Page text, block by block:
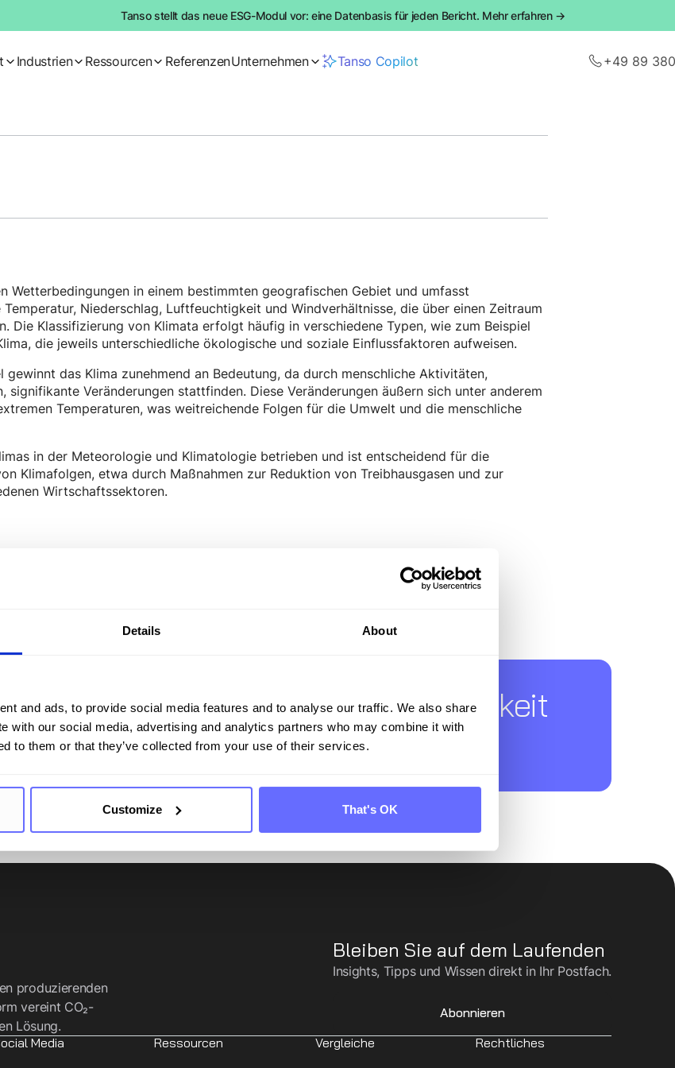
Details About
and ads, to provide social media features and to analyse our traffic. We also share
with our social media, advertising and analytics partners who may combine it with
to them or that they’ve collected from your use of their services.
Customize That's OK
in einem bestimmten geografischen Gebiet und umfasst
Niederschlag, Luftfeuchtigkeit und Windverhältnisse, die über einen Zeitraum
Die Klassifizierung von Klimata erfolgt häufig in verschiedene Typen, wie zum Beispiel
die jeweils unterschiedliche ökologische und soziale Einflussfaktoren aufweisen.
gewinnt das Klima zunehmend an Bedeutung, da durch menschliche Aktivitäten,
signifikante Veränderungen stattfinden. Diese Veränderungen äußern sich unter anderem
Temperaturen, was weitreichende Folgen für die Umwelt und die menschliche
in der Meteorologie und Klimatologie betrieben und ist entscheidend für die
Klimafolgen, etwa durch Maßnahmen zur Reduktion von Treibhausgasen und zur
Wirtschaftssektoren.
Tanso stellt das neue ESG-Modul vor: eine Datenbasis für jeden Bericht. Mehr erfahren →
Industrien Ressourcen ReferenzenUnternehmen Tanso Copilot +49 89
Ihre Komplettl­ösung für Nachhaltigkeit
produzierenden
vereint CO₂-
Lösung.
Bleiben Sie auf dem Laufenden
Insights, Tipps und Wissen direkt in Ihr Postfach.
Abonnieren
Media Ressourcen Vergleiche Rechtliches